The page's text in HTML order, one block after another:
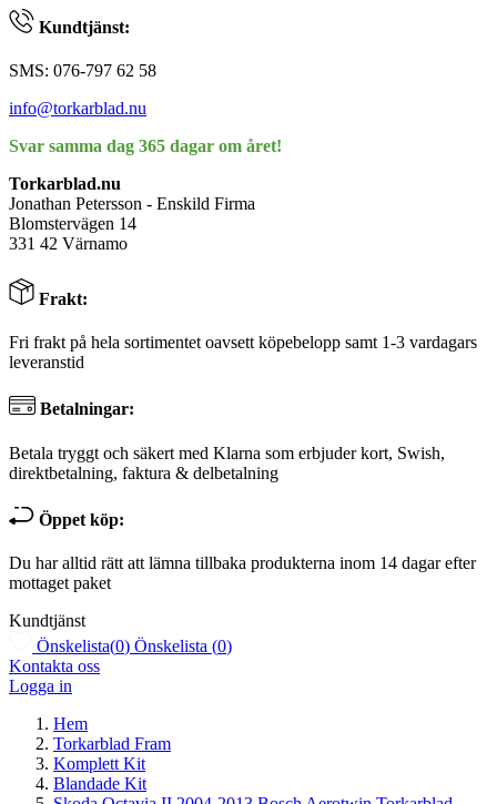
Kundtjänst:
SMS: 076-797 62 58
info@torkarblad.nu
Svar samma dag 365 dagar om året!
Torkarblad.nu
Jonathan Petersson - Enskild Firma
Blomstervägen 14
331 42 Värnamo
Frakt:
Fri frakt på hela sortimentet oavsett köpebelopp samt 1-3 vardagars
leveranstid
Betalningar:
Betala tryggt och säkert med Klarna som erbjuder kort, Swish,
direktbetalning, faktura & delbetalning
Öppet köp:
Du har alltid rätt att lämna tillbaka produkterna inom 14 dagar efter
mottaget paket
Kundtjänst
Önskelista(0) Önskelista (0)
Kontakta oss
Logga in
Hem
Torkarblad Fram
Komplett Kit
Blandade Kit